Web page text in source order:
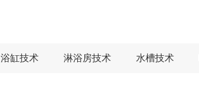
浴缸技术 淋浴房技术 水槽技术